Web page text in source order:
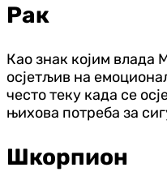
Рак
Као знак којим влада
осјетљив на
често теку када се
њихова потреба за
Шкорпион